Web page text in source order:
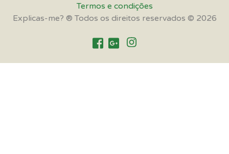
Termos e condições
Explicas-me? ® Todos os direitos reservados © 2026